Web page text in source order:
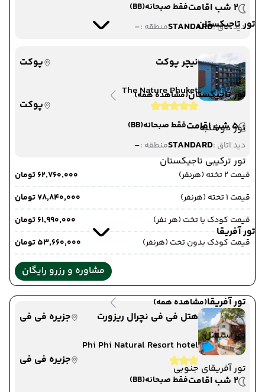
تور تاجیکستان
تور تاجیکستان(مشاهده همه)
تور دوشنبه
تور ترکیبی تاجیکستان
تور آفریقا
تور آفریقا(مشاهده همه)
تور سیشل
تور آفریقای جنوبی
2 شب اقامت
فقط صبحانه(BB)
دید اتاق :STANDARDمنطقه :-
نیچر پوکت
پوکت
The Nature Phuket
پوکت
5 شب اقامت
فقط صبحانه(BB)
دید اتاق :STANDARDمنطقه :-
قیمت 2 تخته (هرنفر)
۶۲٬۷۶۰٬۰۰۰ تومان
قیمت 1 تخته (هرنفر)
۷۸٬۸۴۰٬۰۰۰ تومان
قیمت کودک با تخت (هر نفر)
۶۱٬۹۹۰٬۰۰۰ تومان
قیمت کودک بدون تخت (هرنفر)
۵۳٬۶۶۰٬۰۰۰ تومان
مشاوره و رزرو رایگان
هتل فی فی نچرال ریزورت
جزیره فی فی
Phi Phi Natural Resort hotel
جزیره فی فی
2 شب اقامت
فقط صبحانه(BB)